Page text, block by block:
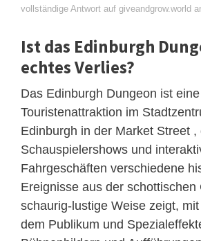
vollständige Antwort auf giveandgrow.world
Ist das Edinburgh
echtes Verlies?
Das Edinburgh Dungeon ist
Touristenattraktion im
Edinburgh in der Market Street ,
Schauspielershows und
Fahrgeschäften verschiedene
Ereignisse aus der schottischen
schaurig-lustige Weise zeigt,
dem Publikum und